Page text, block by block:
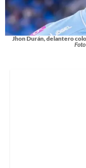
Jhon Durán, delantero